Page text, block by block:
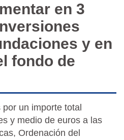
en 3
y en
fondo de
un importe total
y medio de euros a las
Ordenación del